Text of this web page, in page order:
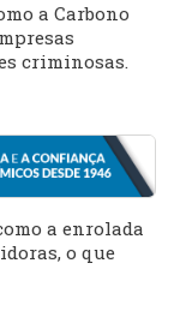
a Carbono
criminosas.
a enrolada
o que